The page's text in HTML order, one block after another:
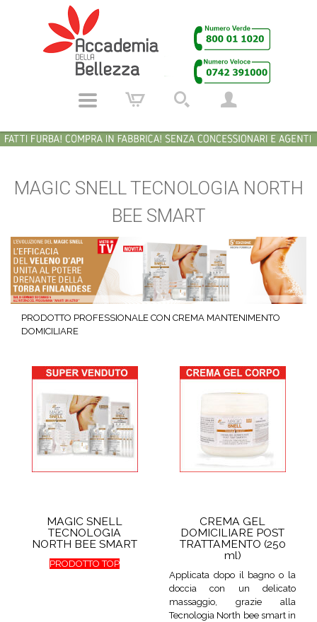
MAGIC SNELL TECNOLOGIA NORTH
BEE SMART
PRODOTTO PROFESSIONALE CON CREMA MANTENIMENTO
DOMICILIARE
MAGIC SNELL
TECNOLOGIA
NORTH BEE SMART
PRODOTTO TOP
CREMA GEL
DOMICILIARE POST
TRATTAMENTO (250
ml)
Applicata dopo il bagno o la
doccia con un delicato
massaggio, grazie alla
Tecnologia North bee smart in